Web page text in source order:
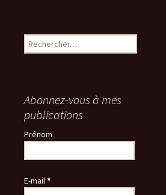
Rechercher :
Abonnez-vous à mes
publications
Prénom
E-mail*